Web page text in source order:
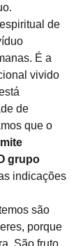
de
É a
vivido
de
que o
grupo
indicações
são
porque
São fruto